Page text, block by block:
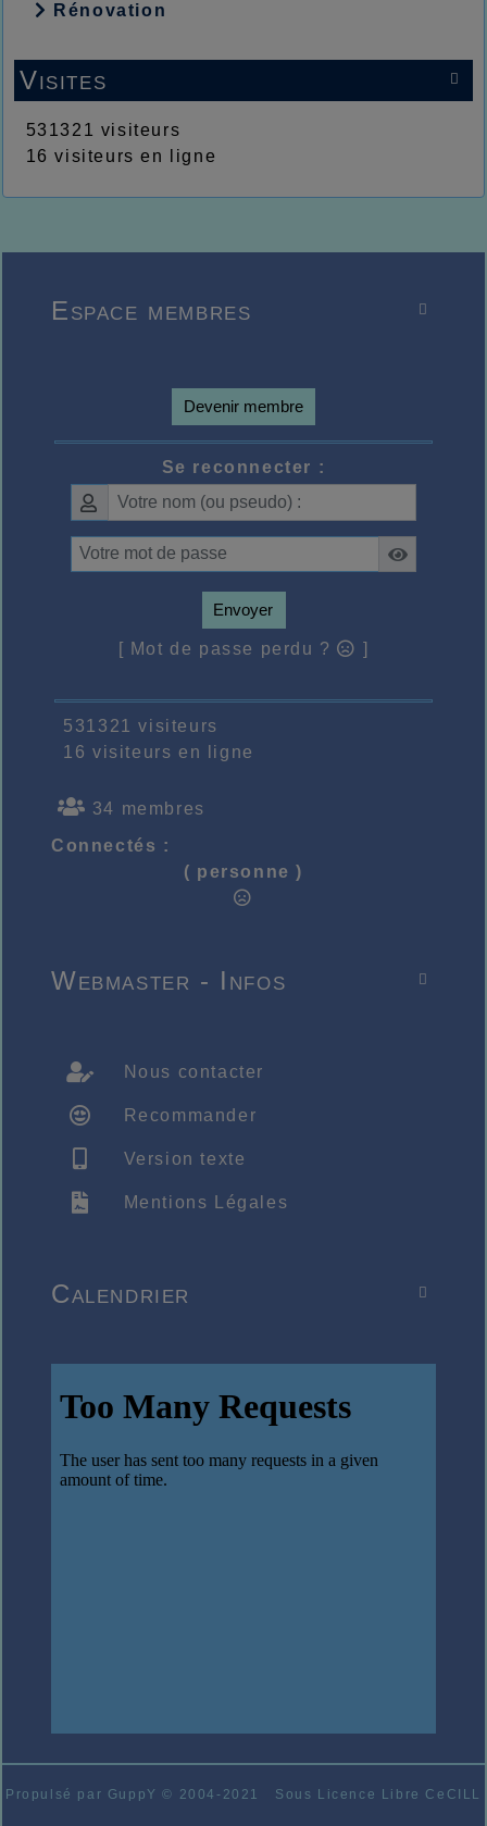
Rénovation

Visites
531321 visiteurs
16 visiteurs en ligne

Espace membres
Devenir membre
Se reconnecter :
Envoyer
[ Mot de passe perdu ? ]
531321 visiteurs
16 visiteurs en ligne
34 membres
Connectés :
( personne )

Webmaster - Infos
Nous contacter
Recommander
Version texte
Mentions Légales

Calendrier
Propulsé par GuppY© 2004-2021 Sous Licence Libre CeCILL